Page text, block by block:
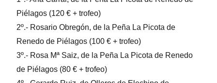
Piélagos (120 € + trofeo)
2º.- Rosario Obregón, de la Peña La Picota de
Renedo de Piélagos (100 € + trofeo)
3º.- Rosa Mª Saiz, de la Peña La Picota de Renedo
de Piélagos (80 € + trofeo)